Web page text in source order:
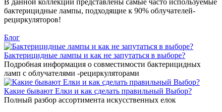
В данной коллекции представлены самые часто используемые
бактерицидные лампы, подходящие к 90% облучателей-
рециркуляторов!
Блог
Бактерицидные лампы и как не запутаться в выборе?
Подробная информация о совместимости бактерицидных
ламп с облучателями -рециркуляторами
Какие бывают Елки и как сделать правильный Выбор?
Полный разбор ассортимента искусственных елок